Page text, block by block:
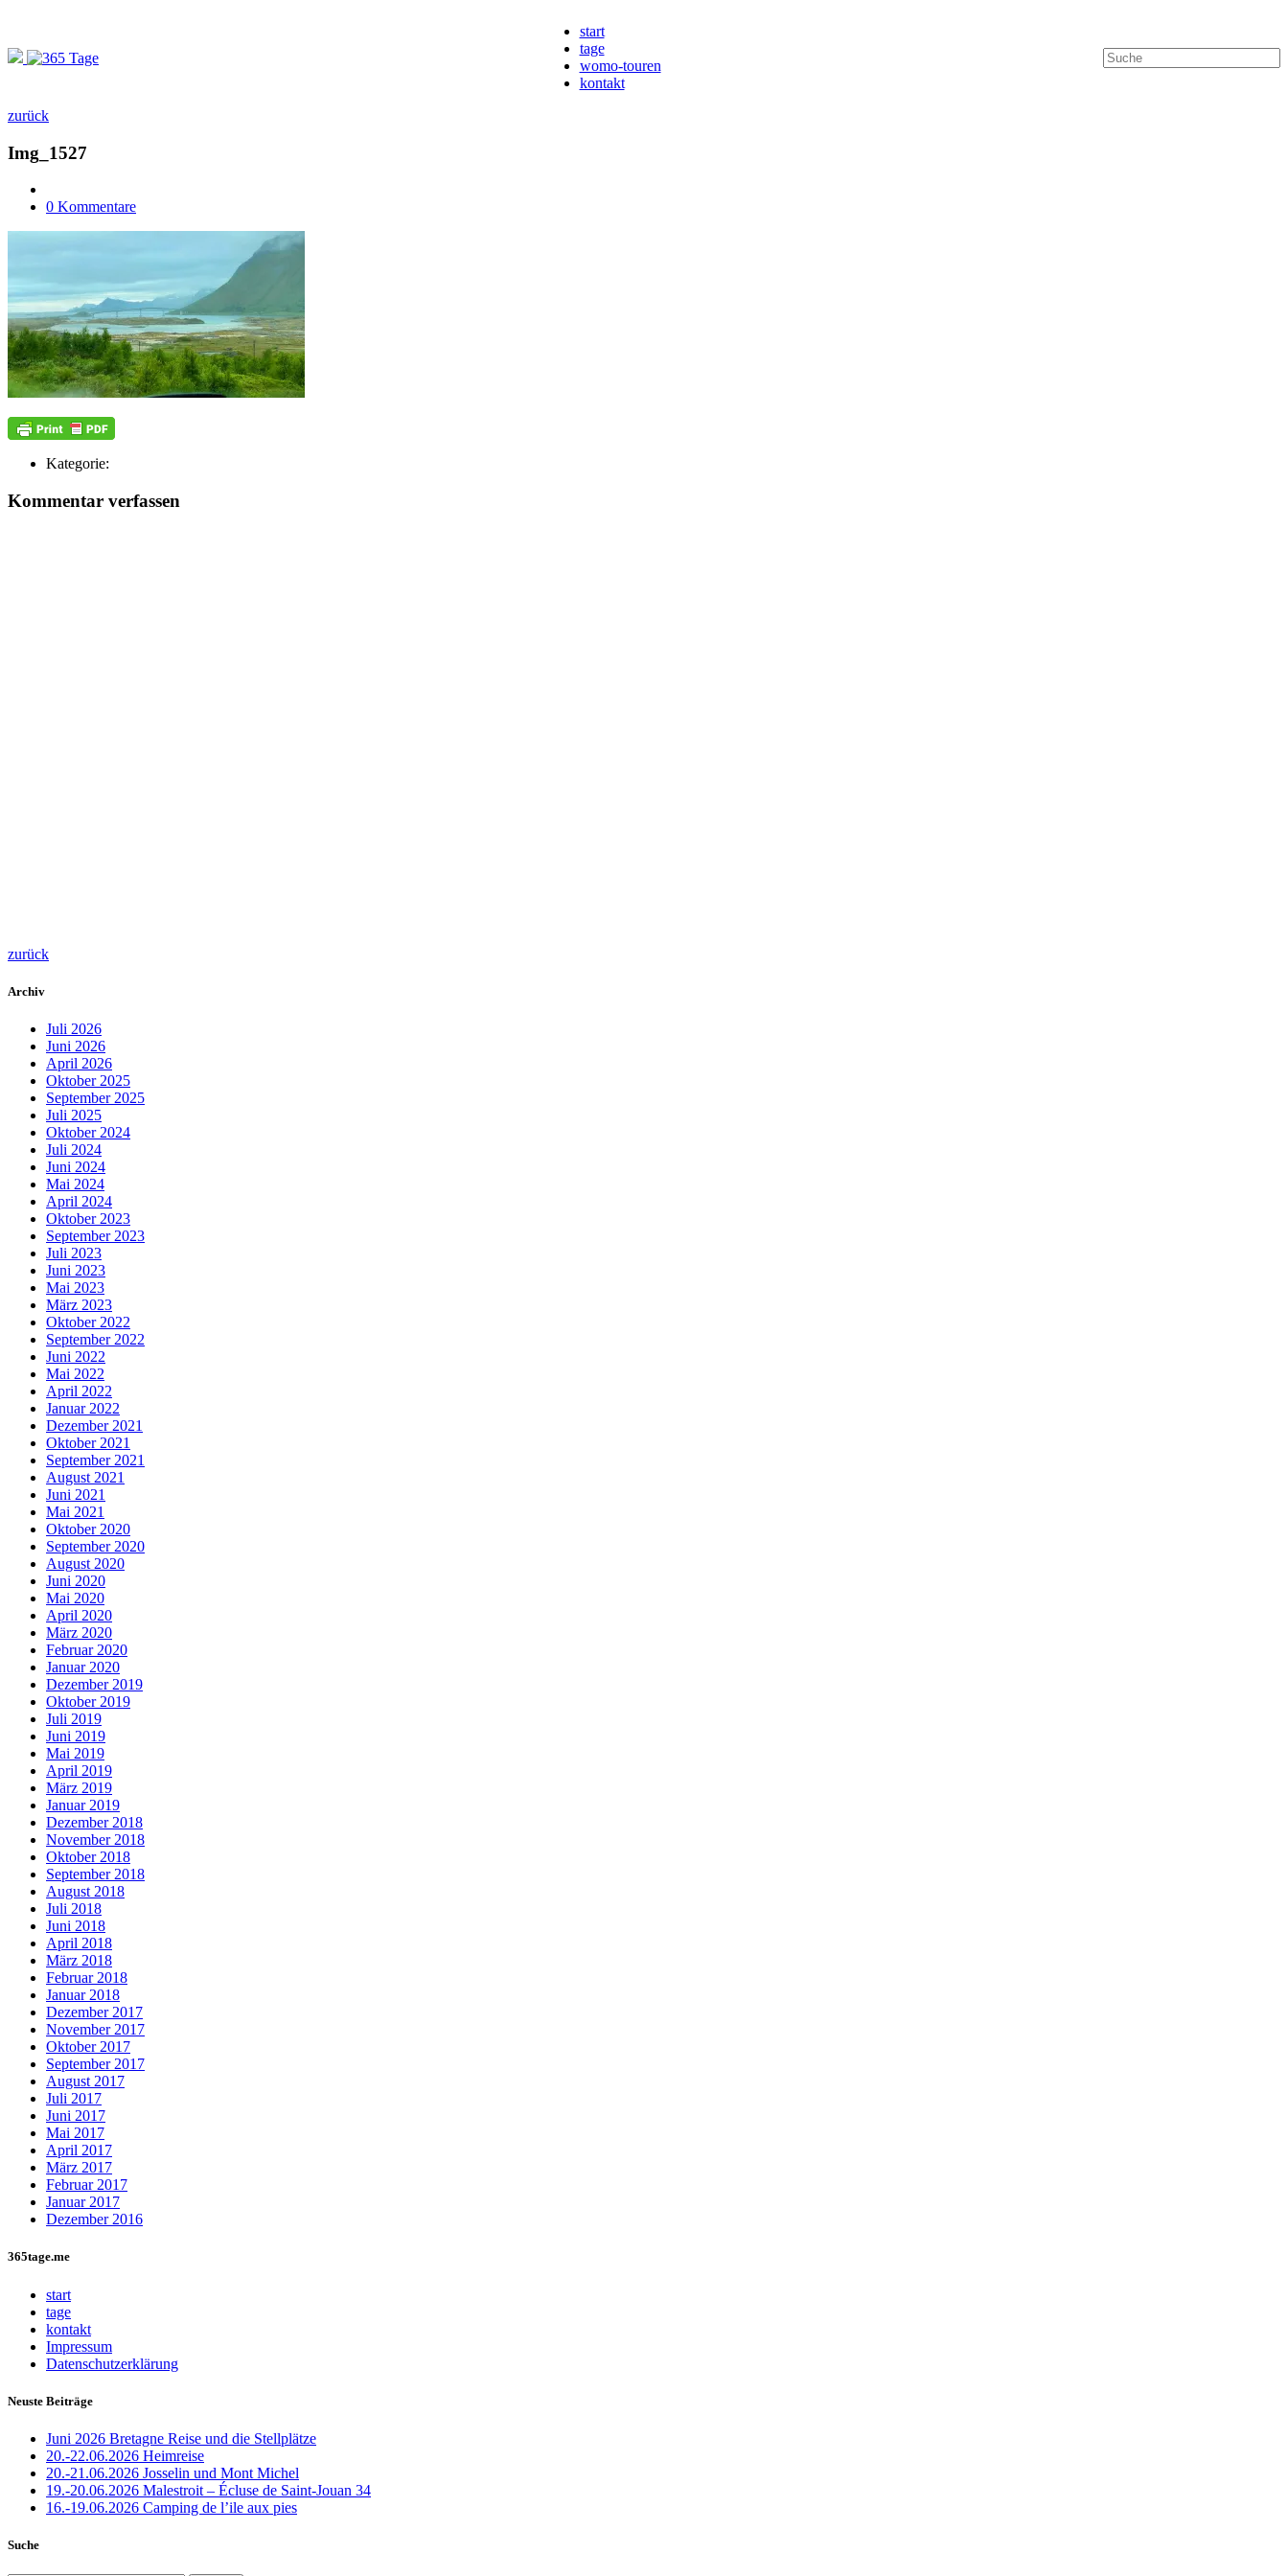
start
tage
womo-touren
kontakt
zurück
Img_1527
0 Kommentare
Kategorie:
Kommentar verfassen
zurück
Archiv
Juli 2026
Juni 2026
April 2026
Oktober 2025
September 2025
Juli 2025
Oktober 2024
Juli 2024
Juni 2024
Mai 2024
April 2024
Oktober 2023
September 2023
Juli 2023
Juni 2023
Mai 2023
März 2023
Oktober 2022
September 2022
Juni 2022
Mai 2022
April 2022
Januar 2022
Dezember 2021
Oktober 2021
September 2021
August 2021
Juni 2021
Mai 2021
Oktober 2020
September 2020
August 2020
Juni 2020
Mai 2020
April 2020
März 2020
Februar 2020
Januar 2020
Dezember 2019
Oktober 2019
Juli 2019
Juni 2019
Mai 2019
April 2019
März 2019
Januar 2019
Dezember 2018
November 2018
Oktober 2018
September 2018
August 2018
Juli 2018
Juni 2018
April 2018
März 2018
Februar 2018
Januar 2018
Dezember 2017
November 2017
Oktober 2017
September 2017
August 2017
Juli 2017
Juni 2017
Mai 2017
April 2017
März 2017
Februar 2017
Januar 2017
Dezember 2016
365tage.me
start
tage
kontakt
Impressum
Datenschutzerklärung
Neuste Beiträge
Juni 2026 Bretagne Reise und die Stellplätze
20.-22.06.2026 Heimreise
20.-21.06.2026 Josselin und Mont Michel
19.-20.06.2026 Malestroit – Écluse de Saint-Jouan 34
16.-19.06.2026 Camping de l’ile aux pies
Suche